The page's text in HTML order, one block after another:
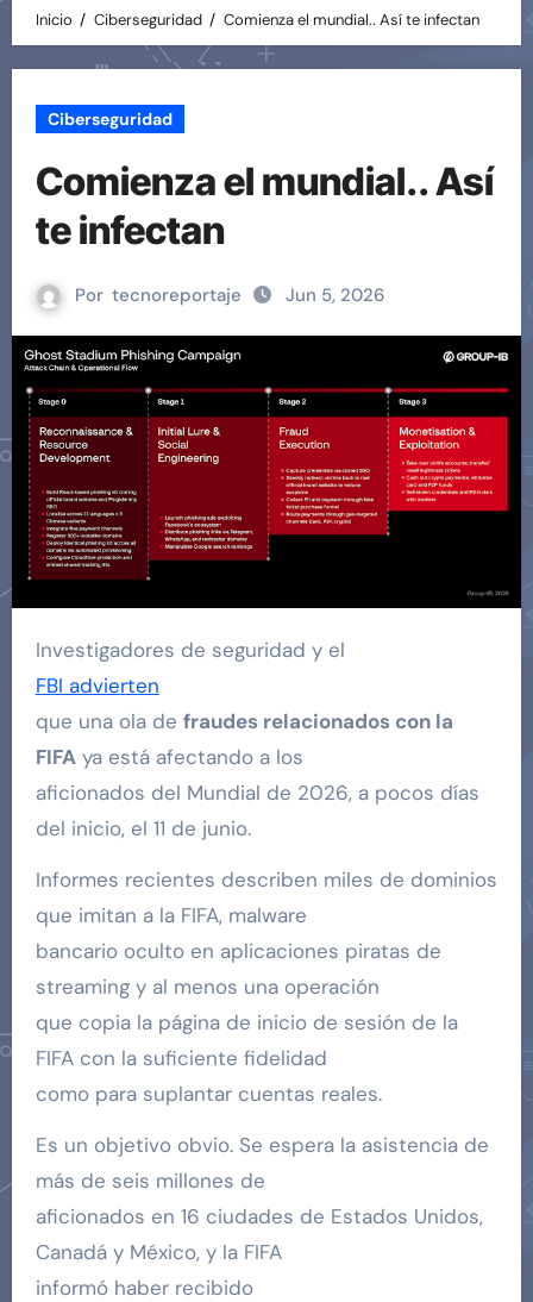
Inicio Ciberseguridad Comienza el mundial.. Así te infectan
Ciberseguridad
Comienza el mundial.. Así
te infectan
Por tecnoreportaje Jun 5, 2026
Investigadores de seguridad y el
FBI advierten
que una ola de fraudes relacionados con la
FIFAya está afectando a los
aficionados del Mundial de 2026, a pocos días
del inicio, el 11 de junio.
Informes recientes describen miles de dominios
que imitan a la FIFA, malware
bancario oculto en aplicaciones piratas de
streaming y al menos una operación
que copia la página de inicio de sesión de la
FIFA con la suficiente fidelidad
como para suplantar cuentas reales.
Es un objetivo obvio. Se espera la asistencia de
más de seis millones de
aficionados en 16 ciudades de Estados Unidos,
Canadá y México, y la FIFA
informó haber recibido